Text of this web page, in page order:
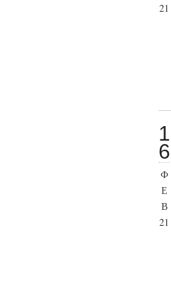
21
1
6
Ф
Е
В
21